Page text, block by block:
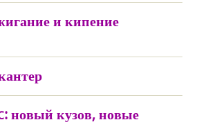
и кипение
новый кузов, новые